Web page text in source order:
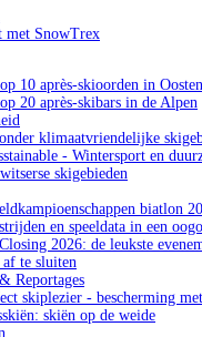
met SnowTrex
10 après-skioorden in
20 après-skibars in de Alpen
klimaatvriendelijke
- Wintersport en
skigebieden
biatlon
en speeldata in een
2026: de leukste
af te sluiten
Reportages
skiplezier - bescherming
skiën op de weide